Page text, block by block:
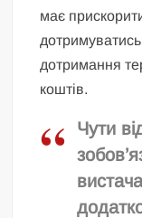
має
дотримання
коштів.
Чути